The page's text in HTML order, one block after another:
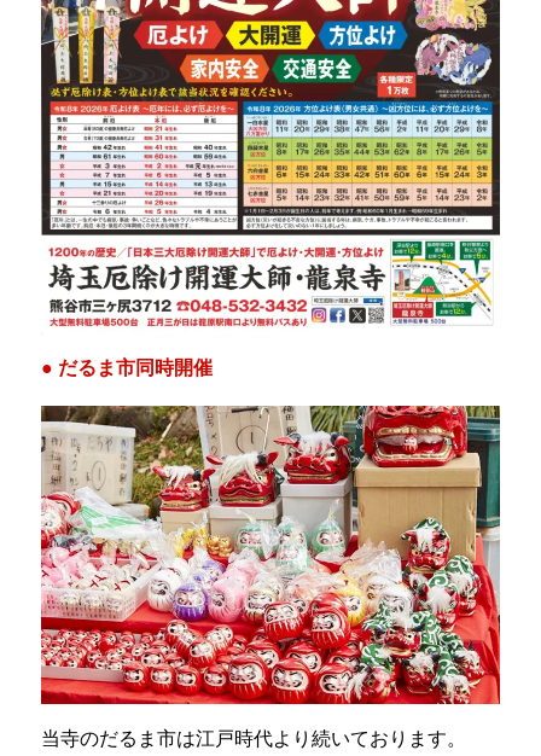
● だるま市同時開催
当寺のだるま市は江戸時代より続いております。